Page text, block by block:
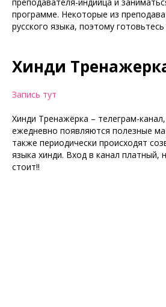
программе. Некоторые из
русского языка, поэтому
Хинди
Запись тут
Хинди Тренажёрка – телеграм-
ежедневно появляются полезные
также периодически происходят
языка хинди. Вход в канал платный,
стоит!!